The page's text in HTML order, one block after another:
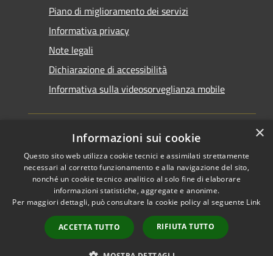
Piano di miglioramento dei servizi
Informativa privacy
Note legali
Dichiarazione di accessibilità
Informativa sulla videosorveglianza mobile
RSS
Accessibilità
Cookie
Mappa del sito
Area riservata del
Copyright © 2026 • Comune di
Taranto • Powered by
Municipium•Accesso
redazione
×
Informazioni sui cookie
Questo sito web utilizza cookie tecnici e assimilati strettamente
necessari al corretto funzionamento e alla navigazione del sito,
nonché un cookie tecnico analitico al solo fine di elaborare
informazioni statistiche, aggregate e anonime.
Per maggiori dettagli, può consultare la cookie policy al seguente Link
ACCETTA TUTTO RIFIUTA TUTTO